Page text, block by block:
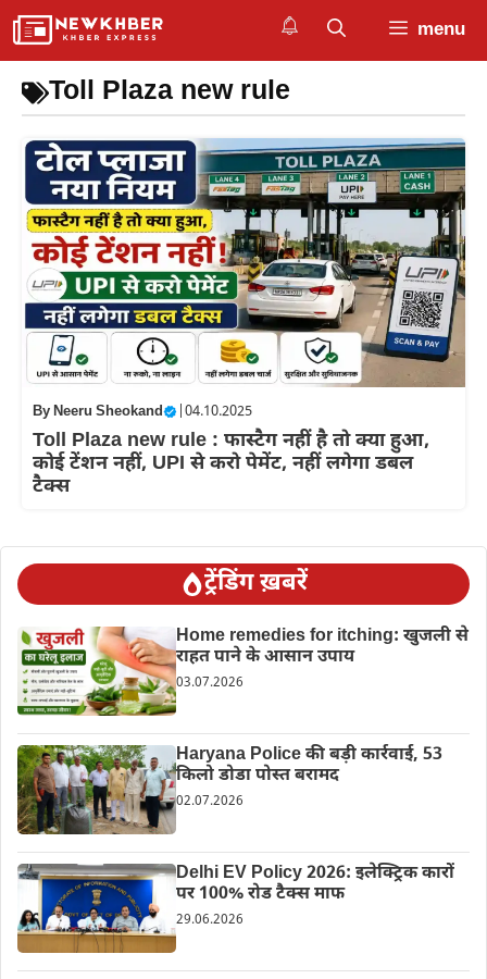
Skip
menu
Toll Plaza new rule
ByNeeru Sheokand 04.10.2025
Toll Plaza new rule : फास्टैग नहीं है तो क्या हुआ,
कोई टेंशन नहीं, UPI से करो पेमेंट, नहीं लगेगा डबल
टैक्स
ट्रेंडिंग ख़बरें
Home remedies for itching: खुजली से
राहत पाने के आसान उपाय
03.07.2026
Haryana Police की बड़ी कार्रवाई, 53
किलो डोडा पोस्त बरामद
02.07.2026
Delhi EV Policy 2026: इलेक्ट्रिक कारों
पर 100% रोड टैक्स माफ
29.06.2026